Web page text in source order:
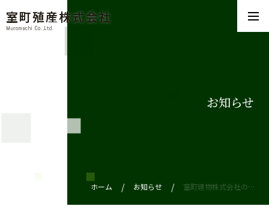
室町殖産株式会社
Muromachi Co.,Ltd.
お知らせ
ホーム お知らせ 室町建物株式会社のホームページを更新しました